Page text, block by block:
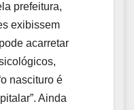
prefeitura,
exibissem
acarretar
nascituro é
Ainda